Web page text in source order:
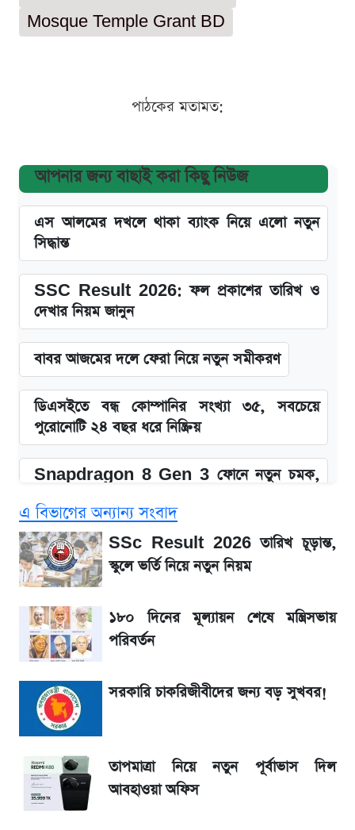
Mosque Temple Grant BD
পাঠকের মতামত:
আপনার জন্য বাছাই করা কিছু নিউজ
এস আলমের দখলে থাকা ব্যাংক নিয়ে এলো নতুন
সিদ্ধান্ত
SSC Result 2026: ফল প্রকাশের তারিখ ও
দেখার নিয়ম জানুন
বাবর আজমের দলে ফেরা নিয়ে নতুন সমীকরণ
ডিএসইতে বন্ধ কোম্পানির সংখ্যা ৩৫, সবচেয়ে
পুরোনোটি ২৪ বছর ধরে নিষ্ক্রিয়
Snapdragon 8 Gen 3 ফোনে নতুন চমক,
SSC Result 2026: যে ৩ উপায়ে জানা যাবে
ফল
১৮০ দিনের মূল্যায়ন শেষে মন্ত্রিসভায় পরিবর্তন
জেনে নিন আজকের সোনা ও রুপার সর্বশেষ দাম
আগে দেখে নিন, আজকের সোনার নতুন দাম
তাপমাত্রা নিয়ে নতুন পূর্বাভাস দিল আবহাওয়া অফিস
টিভিতে আজকের খেলা (৭ আগস্ট)
এ বিভাগের অন্যান্য সংবাদ
SSc Result 2026 তারিখ চূড়ান্ত,
স্কুলে ভর্তি নিয়ে নতুন নিয়ম
১৮০ দিনের মূল্যায়ন শেষে মন্ত্রিসভায়
পরিবর্তন
সরকারি চাকরিজীবীদের জন্য বড় সুখবর!
তাপমাত্রা নিয়ে নতুন পূর্বাভাস দিল
আবহাওয়া অফিস